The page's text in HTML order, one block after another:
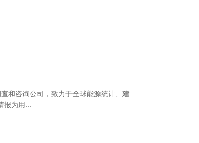
和咨询公司，致力于全球能源统计、建
报为用…